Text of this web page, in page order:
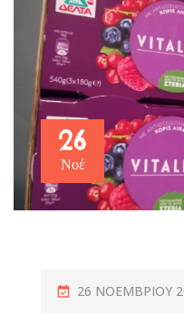
26
Νοέ
26 ΝΟΕΜΒΡΊΟΥ